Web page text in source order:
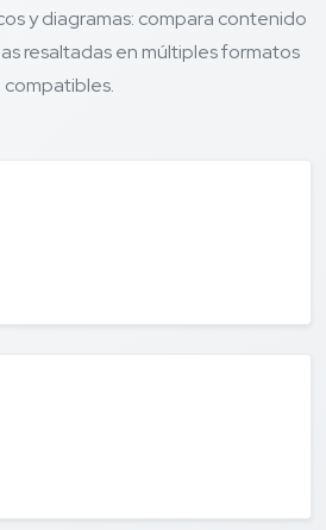
y diagramas: compara contenido
resaltadas en múltiples formatos
compatibles.